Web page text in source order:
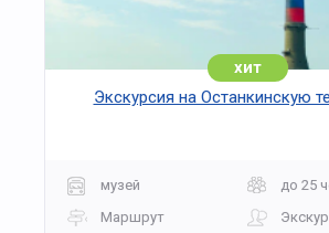
хит
Экскурсия на Останкинскую
музей
до 25
Маршрут